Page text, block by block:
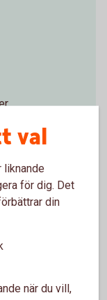
Sparbanken
val
liknande
för dig. Det
din
när du vill,